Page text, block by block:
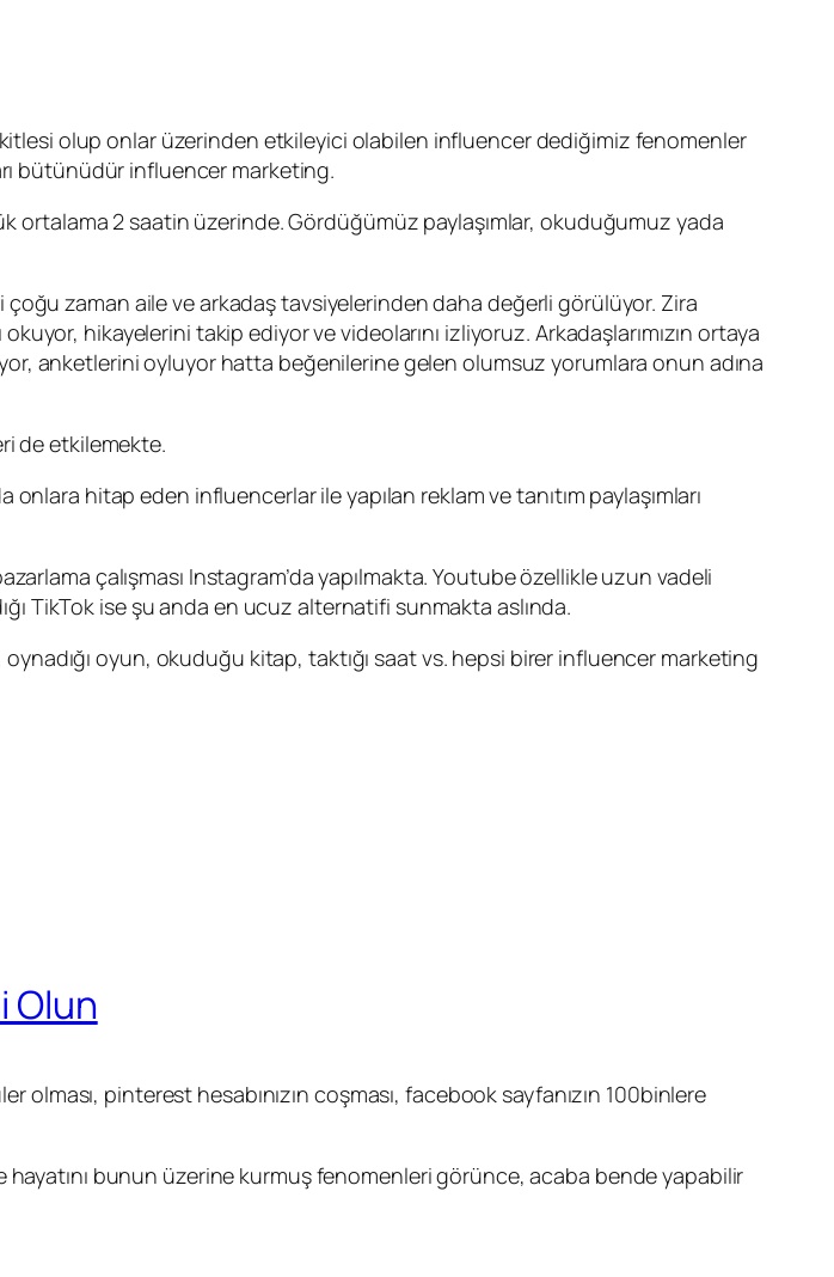
olup onlar üzerinden etkileyici olabilen influencer dediğimiz fenomenler
bütünüdür influencer marketing.
ortalama 2 saatin üzerinde. Gördüğümüz paylaşımlar, okuduğumuz yada
zaman aile ve arkadaş tavsiyelerinden daha değerli görülüyor. Zira
hikayelerini takip ediyor ve videolarını izliyoruz. Arkadaşlarımızın ortaya
anketlerini oyluyor hatta beğenilerine gelen olumsuz yorumlara onun adına
de etkilemekte.
hitap eden influencerlar ile yapılan reklam ve tanıtım paylaşımları
çalışması Instagram’da yapılmakta. Youtube özellikle uzun vadeli
TikTok ise şu anda en ucuz alternatifi sunmakta aslında.
oyun, okuduğu kitap, taktığı saat vs. hepsi birer influencer marketing
Olun
pinterest hesabınızın coşması, facebook sayfanızın 100binlere
hayatını bunun üzerine kurmuş fenomenleri görünce, acaba bende yapabilir